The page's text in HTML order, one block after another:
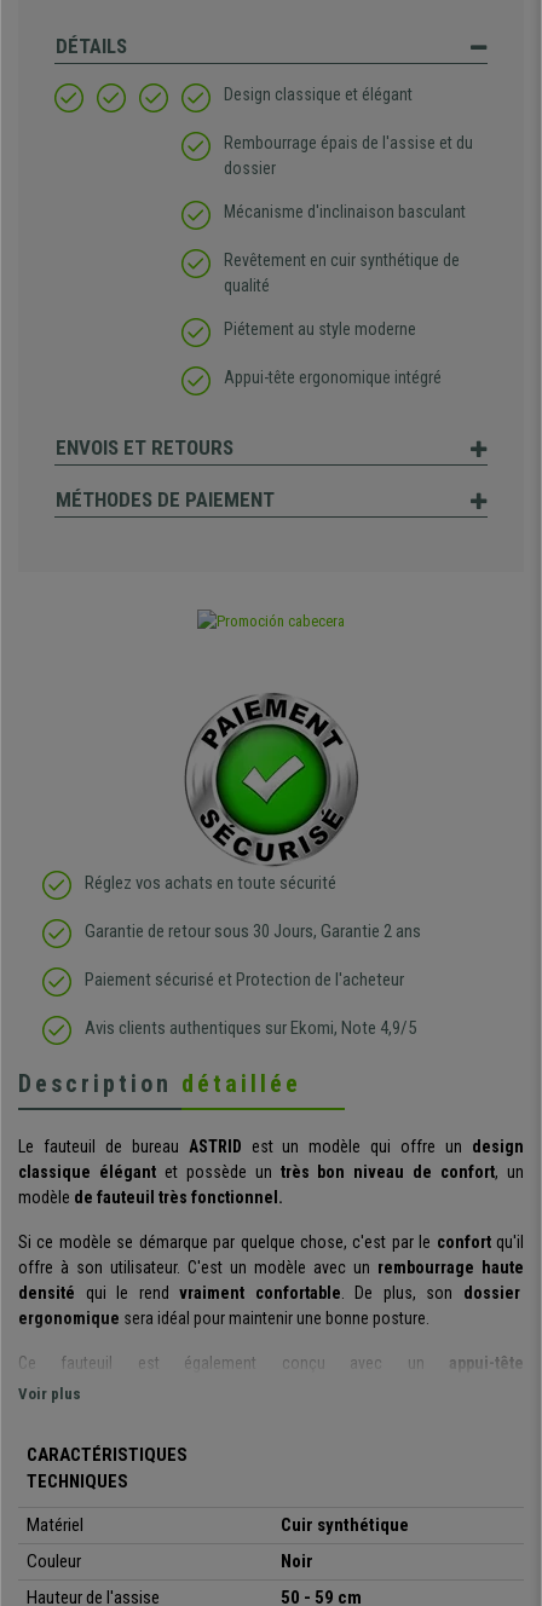
DÉTAILS
Design classique et élégant
Rembourrage épais de l'assise et du
dossier
Mécanisme d'inclinaison basculant
Revêtement en cuir synthétique de
qualité
Piétement au style moderne
Appui-tête ergonomique intégré
ENVOIS ET RETOURS
MÉTHODES DE PAIEMENT
Réglez vos achats en toute sécurité
Garantie de retour sous 30 Jours, Garantie 2 ans
Paiement sécurisé et Protection de l'acheteur
Avis clients authentiques sur Ekomi, Note 4,9/5
Description détaillée
Le fauteuil de bureau ASTRID est un modèle qui offre un design
classique élégant et possède un très bon niveau de confort, un
modèle de fauteuil très fonctionnel.
Si ce modèle se démarque par quelque chose, c'est par le confortqu'il
offre à son utilisateur. C'est un modèle avec un rembourrage haute
densité qui le rendvraiment confortable. De plus, son dossier
ergonomique sera idéal pour maintenir une bonne posture.
Ce fauteuil est également conçu avec un appui-tête
intégré,
Il convient également de noter son
basculante ou fixe. C'est sans aucun doute une fonctionnalité très utile
qui vous permet de choisir entre les deux options suivant votre besoin.
Voir plus
CARACTÉRISTIQUES
TECHNIQUES
Matériel
Cuir synthétique
Couleur
Noir
Hauteur de l'assise
50 - 59 cm